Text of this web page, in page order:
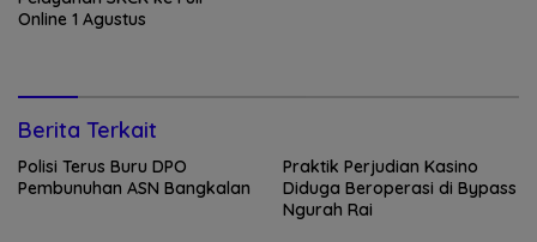
Online 1 Agustus
Berita Terkait
Polisi Terus Buru DPO
Pembunuhan ASN Bangkalan
Praktik Perjudian Kasino
Diduga Beroperasi di Bypass
Ngurah Rai